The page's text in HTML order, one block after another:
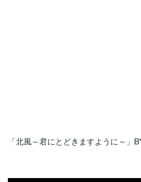
「北風～君にとどきますように～